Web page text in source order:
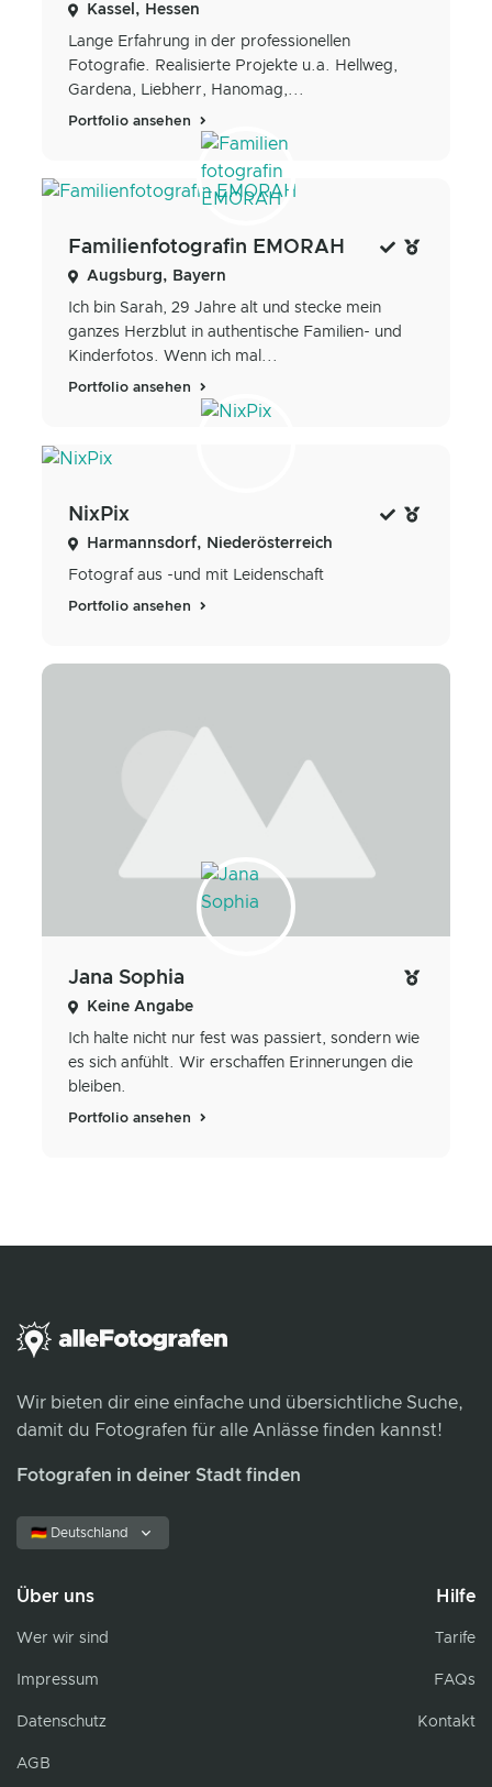
Kassel, Hessen
Lange Erfahrung in der professionellen
Fotografie. Realisierte Projekte u.a. Hellweg,
Gardena, Liebherr, Hanomag,...
Portfolio ansehen
Familienfotografin EMORAH
Augsburg, Bayern
Ich bin Sarah, 29 Jahre alt und stecke mein
ganzes Herzblut in authentische Familien- und
Kinderfotos. Wenn ich mal...
Portfolio ansehen
NixPix
Harmannsdorf, Niederösterreich
Fotograf aus -und mit Leidenschaft
Portfolio ansehen
Jana Sophia
Keine Angabe
Ich halte nicht nur fest was passiert, sondern wie
es sich anfühlt. Wir erschaffen Erinnerungen die
bleiben.
Portfolio ansehen
Wir bieten dir eine einfache und übersichtliche Suche,
damit du Fotografen für alle Anlässe finden kannst!
Fotografen in deiner Stadt finden
🇩🇪 Deutschland
Über uns
Wer wir sind
Impressum
Datenschutz
AGB
Hilfe
Tarife
FAQs
Kontakt